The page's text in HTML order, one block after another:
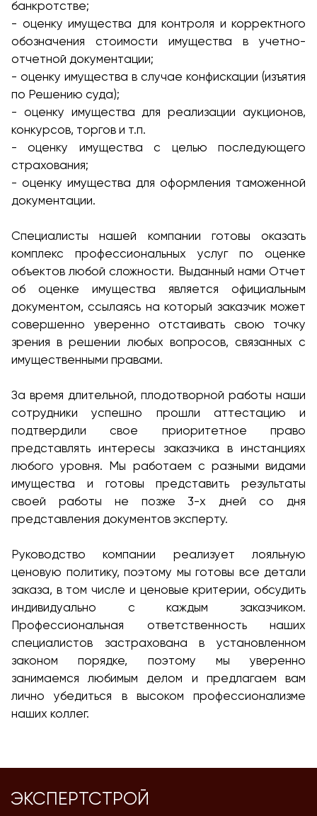
банкротстве;
- оценку имущества для контроля и корректного
обозначения стоимости имущества в учетно-
отчетной документации;
- оценку имущества в случае конфискации (изъятия
по Решению суда);
- оценку имущества для реализации аукционов,
конкурсов, торгов и т.п.
- оценку имущества с целью последующего
страхования;
- оценку имущества для оформления таможенной
документации.
Специалисты нашей компании готовы оказать
комплекс профессиональных услуг по оценке
объектов любой сложности. Выданный нами Отчет
об оценке имущества является официальным
документом, ссылаясь на который заказчик может
совершенно уверенно отстаивать свою точку
зрения в решении любых вопросов, связанных с
имущественными правами.
За время длительной, плодотворной работы наши
сотрудники успешно прошли аттестацию и
подтвердили свое приоритетное право
представлять интересы заказчика в инстанциях
любого уровня. Мы работаем с разными видами
имущества и готовы представить результаты
своей работы не позже 3-х дней со дня
представления документов эксперту.
Руководство компании реализует лояльную
ценовую политику, поэтому мы готовы все детали
заказа, в том числе и ценовые критерии, обсудить
индивидуально с каждым заказчиком.
Профессиональная ответственность наших
специалистов застрахована в установленном
законом порядке, поэтому мы уверенно
занимаемся любимым делом и предлагаем вам
лично убедиться в высоком профессионализме
наших коллег.
ЭКСПЕРТСТРОЙ